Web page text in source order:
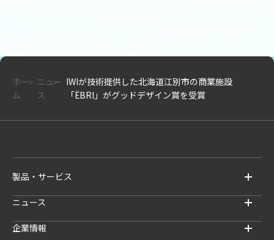
ホー
ム
ニュー
ス
IWIが技術提供した北海道江別市の商業施設
「ËBRI」がグッドデザイン賞を受賞
製品・サービス
ニュース
企業情報